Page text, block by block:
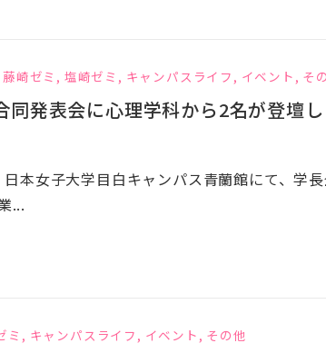
藤崎ゼミ , 塩崎ゼミ , キャンパスライフ , イベント , そ
同発表会に心理学科から2名が登壇
本女子大学目白キャンパス青蘭館にて、学
...
ミ , キャンパスライフ , イベント , その他